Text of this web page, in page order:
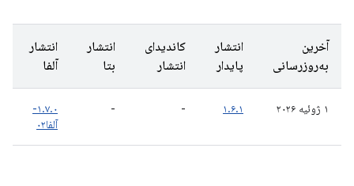
آخرین
به‌روزرسانی
انتشار
پایدار
کاندیدای
انتشار
انتشار
بتا
انتشار
آلفا
۱ ژوئیه ۲۰۲۶ ۱.۶.۱ -
-
۱.۷.۰-
آلفا۰۲